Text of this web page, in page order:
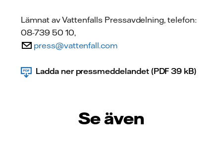
Lämnat av Vattenfalls Pressavdelning, telefon:
08-739 50 10,
press@vattenfall.com
Ladda ner pressmeddelandet (PDF 39 kB)
Se även